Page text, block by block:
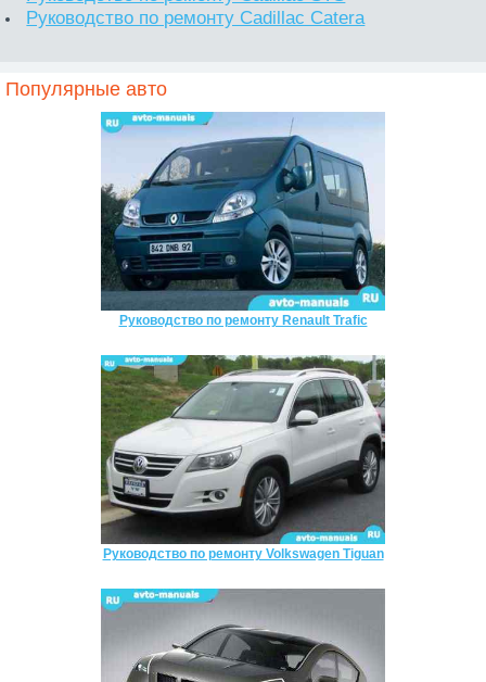
Руководство по ремонту Cadillac Catera
Популярные авто
Руководство по ремонту Renault Trafic
Руководство по ремонту Volkswagen Tiguan